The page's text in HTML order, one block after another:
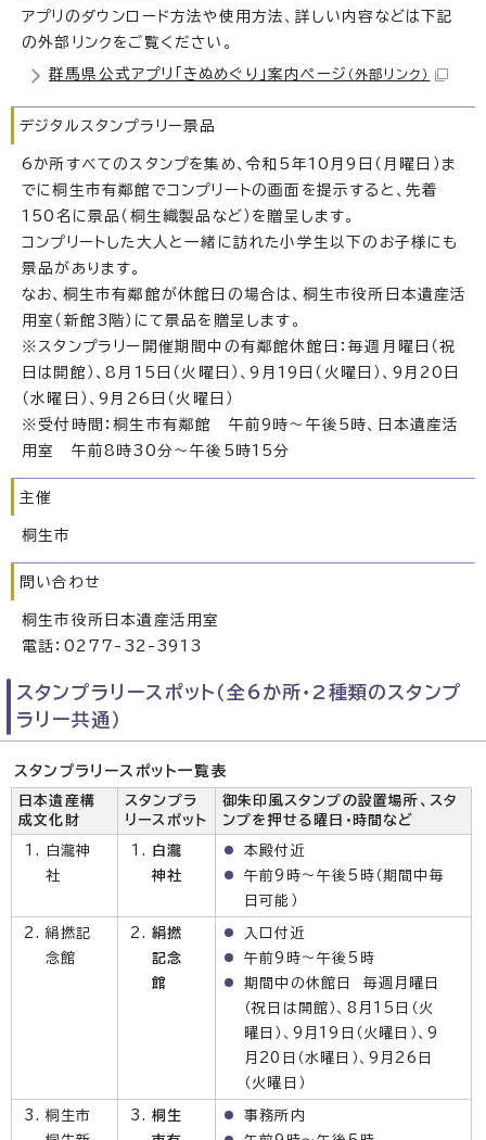
アプリのダウンロード方法や使用方法、詳しい内容などは下記
の外部リンクをご覧ください。
群馬県公式アプリ「きぬめぐり」案内ページ （外部リンク）
デジタルスタンプラリー景品
6か所すべてのスタンプを集め、令和5年10月9日（月曜日）ま
でに桐生市有鄰館でコンプリートの画面を提示すると、先着
150名に景品（桐生織製品など）を贈呈します。
コンプリートした大人と一緒に訪れた小学生以下のお子様にも
景品があります。
なお、桐生市有鄰館が休館日の場合は、桐生市役所日本遺産活
用室（新館3階）にて景品を贈呈します。
※スタンプラリー開催期間中の有鄰館休館日：毎週月曜日（祝
日は開館）、8月15日（火曜日）、9月19日（火曜日）、9月20日
（水曜日）、9月26日（火曜日）
※受付時間：桐生市有鄰館 午前9時～午後5時、日本遺産活
用室 午前8時30分～午後5時15分
主催
桐生市
問い合わせ
桐生市役所日本遺産活用室
電話：0277-32-3913
スタンプラリースポット（全6か所・2種類のスタンプ
ラリー共通）
スタンプラリースポット一覧表
日本遺産構
成文化財
スタンプラ
リースポット
御朱印風スタンプの設置場所、スタ
ンプを押せる曜日・時間など
白瀧神
社
白瀧
神社
本殿付近
午前9時～午後5時（期間中毎
日可能）
絹撚記
念館
絹撚
記念
館
入口付近
午前9時～午後5時
期間中の休館日 毎週月曜日
（祝日は開館）、8月15日（火
曜日）、9月19日（火曜日）、9
月20日（水曜日）、9月26日
（火曜日）
桐生市
桐生
事務所内